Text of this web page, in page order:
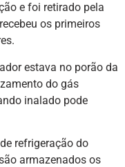
e foi retirado pela
os primeiros
estava no porão da
do gás
inalado pode
refrigeração do
armazenados os